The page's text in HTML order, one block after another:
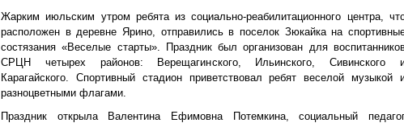
Жарким июльским утром ребята из социально-реабилитационного центра,
расположен в деревне Ярино, отправились в поселок Зюкайка на
состязания «Веселые старты». Праздник был организован для
СРЦН четырех районов: Верещагинского, Ильинского, Сивинского
Карагайского. Спортивный стадион приветствовал ребят веселой музыкой
разноцветными флагами.
Праздник открыла Валентина Ефимовна Потемкина, социальный